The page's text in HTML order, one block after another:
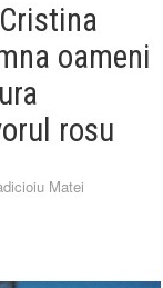
oameni
rosu
Matei